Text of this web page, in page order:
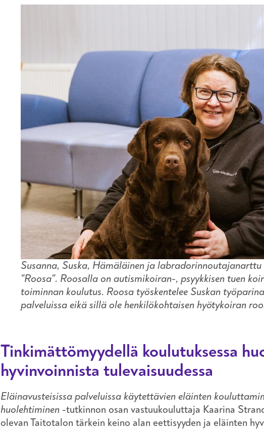
Susanna, Suska, Hämäläinen ja
"Roosa". Roosalla on autismikoiran-, psyykkisen tuen
toiminnan koulutus. Roosa työskentelee Suskan
palveluissa eikä sillä ole henkilökohtaisen hyötykoiran
Tinkimättömyydellä koulutuksessa
hyvinvoinnista tulevaisuudessa
Eläinavusteisissa palveluissa käytettävien eläinten
huolehtiminen -tutkinnon osan vastuukouluttaja Kaarina
olevan Taitotalon tärkein keino alan eettisyyden ja eläinten